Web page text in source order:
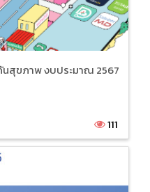
นสุขภาพ งบประมาณ 2567
111